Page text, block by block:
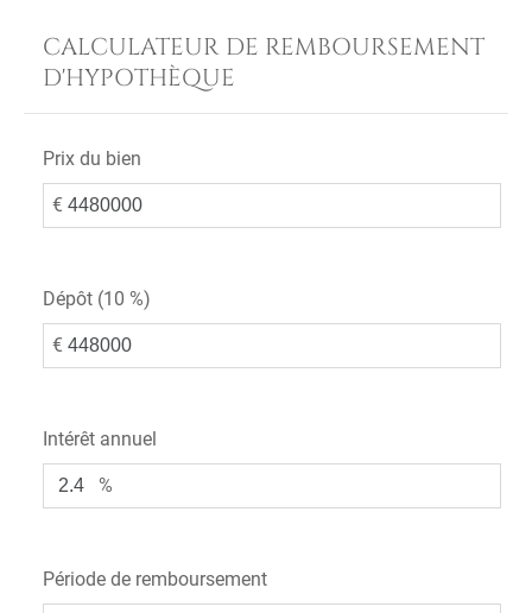
CALCULATEUR DE REMBOURSEMENT
D'HYPOTHÈQUE
Prix du bien
€
Dépôt (10 %)
€
Intérêt annuel
%
Période de remboursement